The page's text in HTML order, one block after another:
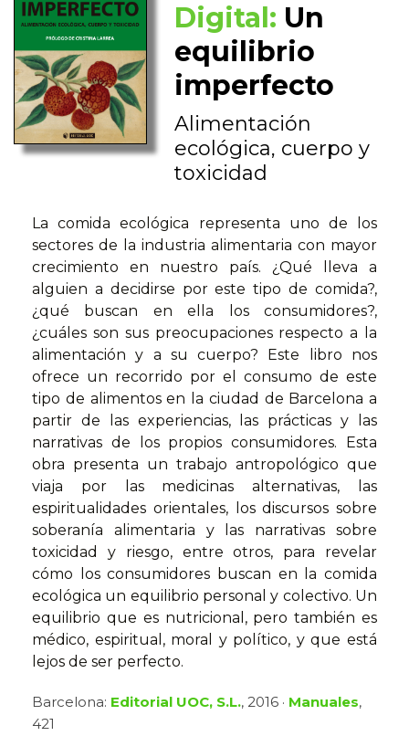
Digital: Un
equilibrio
imperfecto
Alimentación
ecológica, cuerpo y
toxicidad
La comida ecológica representa uno de los
sectores de la industria alimentaria con mayor
crecimiento en nuestro país. ¿Qué lleva a
alguien a decidirse por este tipo de comida?,
¿qué buscan en ella los consumidores?,
¿cuáles son sus preocupaciones respecto a la
alimentación y a su cuerpo? Este libro nos
ofrece un recorrido por el consumo de este
tipo de alimentos en la ciudad de Barcelona a
partir de las experiencias, las prácticas y las
narrativas de los propios consumidores. Esta
obra presenta un trabajo antropológico que
viaja por las medicinas alternativas, las
espiritualidades orientales, los discursos sobre
soberanía alimentaria y las narrativas sobre
toxicidad y riesgo, entre otros, para revelar
cómo los consumidores buscan en la comida
ecológica un equilibrio personal y colectivo. Un
equilibrio que es nutricional, pero también es
médico, espiritual, moral y político, y que está
lejos de ser perfecto.
Barcelona: Editorial UOC, S.L., 2016 · Manuales,
421